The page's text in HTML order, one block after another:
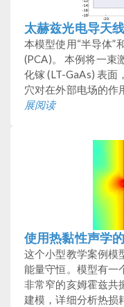
太赫兹光电导天
本模型使用“半导体”
(PCA)。 本例将一束
化镓 (LT-GaAs) 表
穴对在外部电场的作
展阅读
使用热黏性声学
这个小型教学案例模
能量守恒。模型有一
非常窄的亥姆霍兹共
建模，详细分析热损